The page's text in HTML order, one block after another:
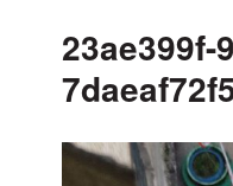
23ae399f-